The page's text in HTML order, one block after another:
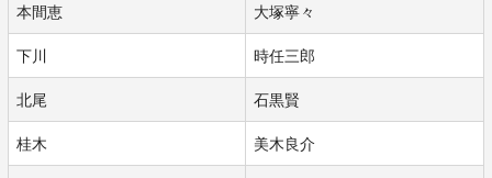
本間恵 大塚寧々
下川 時任三郎
北尾 石黒賢
桂木 美木良介